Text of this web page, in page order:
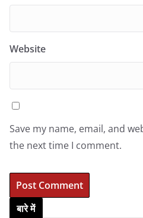
Website
Save my name, email, and
the next time I comment.
बारे में